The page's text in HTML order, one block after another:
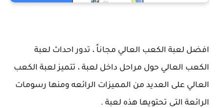
افضل لعبة الكعب العالي مجاناً ، تدور احداث لعبة
الكعب العالي حول مراحل داخل لعبة ، تتميز لعبة الكعب
العالي على العديد من المميزات الرائعه ومنها رسومات
الرائعة التى تحتويها هذه لعبة .